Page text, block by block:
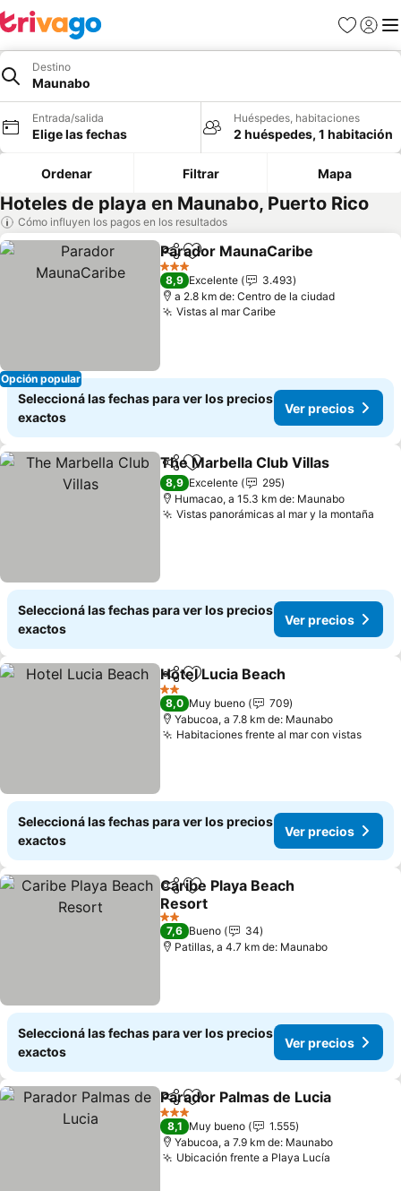
Favoritos
Iniciar
Destino
Maunabo
Entrada/salida
Elige las fechas
Huéspedes, habitaciones
2 huéspedes, 1 habitación
Ordenar Filtrar Mapa
Hoteles de playa en Maunabo, Puerto Rico
Cómo influyen los pagos en los resultados
Opción popular
CompartirAñadir a favoritos
Parador MaunaCaribe
3 Estrellas
8,9 Excelente
3.493
a 2.8 km de: Centro de la ciudad
Vistas al mar Caribe
Seleccioná las fechas para ver los precios
exactos
Ver precios
Compartir
Añadir a favoritos
The Marbella Club Villas
8,9 Excelente
295
Humacao, a 15.3 km de: Maunabo
Vistas panorámicas al mar y la montaña
Seleccioná las fechas para ver los precios
exactos
Ver precios
CompartirAñadir a favoritos
Hotel Lucia Beach
2 Estrellas
8,0 Muy bueno
709
Yabucoa, a 7.8 km de: Maunabo
Habitaciones frente al mar con vistas
Seleccioná las fechas para ver los precios
exactos
Ver precios
CompartirAñadir a favoritos
Caribe Playa Beach
Resort
2 Estrellas
7,6 Bueno
34
Patillas, a 4.7 km de: Maunabo
Seleccioná las fechas para ver los precios
exactos
Ver precios
CompartirAñadir a favoritos
Parador Palmas de Lucia
3 Estrellas
8,1 Muy bueno
1.555
Yabucoa, a 7.9 km de: Maunabo
Ubicación frente a Playa Lucía